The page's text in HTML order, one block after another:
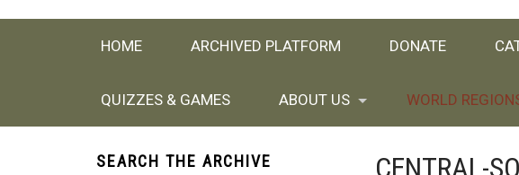
HOME ARCHIVED PLATFORM DONATE
QUIZZES & GAMES ABOUT US WORLD
CENTRAL-
SEARCH THE ARCHIVE